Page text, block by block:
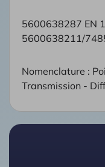
5600638287 EN
5600638211/
Nomenclature :
Transmission -